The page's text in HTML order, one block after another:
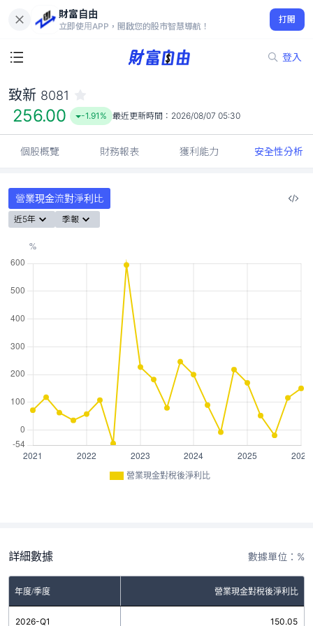
財富自由
立即使用APP，開啟您的股市智慧導航！
打開
登入
256.00
-1.91%
致新 8081
256.00 -1.91% 最近更新時間： 2026/08/07 05:30
個股概覽 財務報表 獲利能力 安全性分析
營業現金流對淨利比
近5年 季報
營業現金對稅後淨利比
詳細數據 數據單位：%
年度/季度 營業現金對稅後淨利比
2026-Q1 150.05